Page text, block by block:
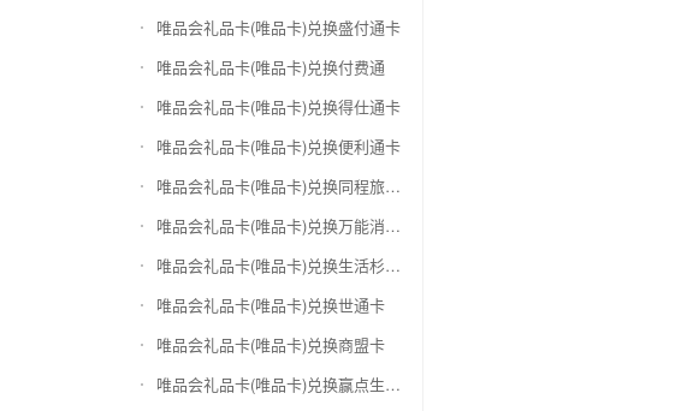
唯品会礼品卡(唯品卡)兑换盛付通卡
唯品会礼品卡(唯品卡)兑换付费通
唯品会礼品卡(唯品卡)兑换得仕通卡
唯品会礼品卡(唯品卡)兑换便利通卡
唯品会礼品卡(唯品卡)兑换同程旅游卡
唯品会礼品卡(唯品卡)兑换万能消费卡
唯品会礼品卡(唯品卡)兑换生活杉德卡
唯品会礼品卡(唯品卡)兑换世通卡
唯品会礼品卡(唯品卡)兑换商盟卡
唯品会礼品卡(唯品卡)兑换赢点生活卡